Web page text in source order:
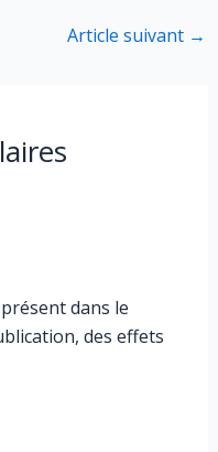
Article suivant →
dans le
des effets